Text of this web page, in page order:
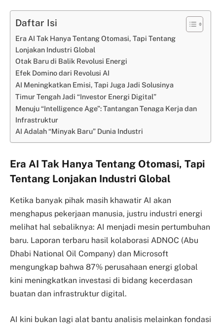
Daftar Isi
Era AI Tak Hanya Tentang Otomasi, Tapi Tentang
Lonjakan Industri Global
Otak Baru di Balik Revolusi Energi
Efek Domino dari Revolusi AI
AI Meningkatkan Emisi, Tapi Juga Jadi Solusinya
Timur Tengah Jadi “Investor Energi Digital”
Menuju “Intelligence Age”: Tantangan Tenaga Kerja dan
Infrastruktur
AI Adalah “Minyak Baru” Dunia Industri
Era AI Tak Hanya Tentang Otomasi, Tapi
Tentang Lonjakan Industri Global
Ketika banyak pihak masih khawatir AI akan
menghapus pekerjaan manusia, justru industri energi
melihat hal sebaliknya: AI menjadi mesin pertumbuhan
baru. Laporan terbaru hasil kolaborasi ADNOC (Abu
Dhabi National Oil Company) dan Microsoft
mengungkap bahwa 87% perusahaan energi global
kini meningkatkan investasi di bidang kecerdasan
buatan dan infrastruktur digital.
AI kini bukan lagi alat bantu analisis melainkan fondasi